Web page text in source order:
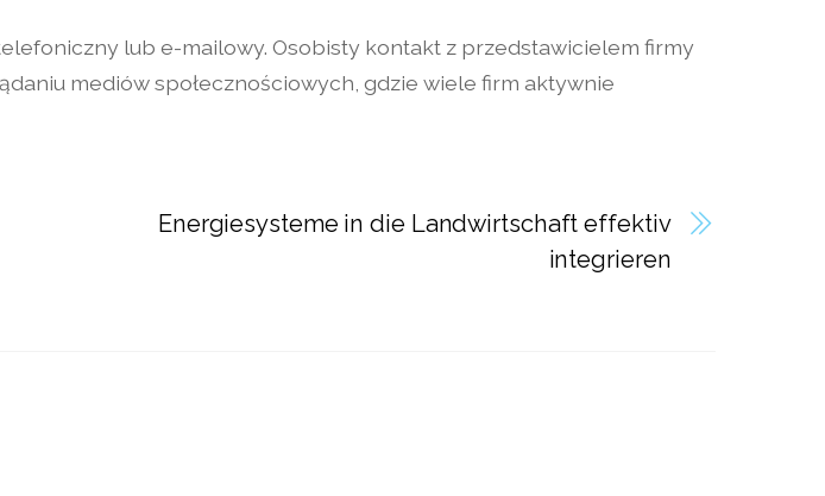
lub e-mailowy. Osobisty kontakt z przedstawicielem firmy
mediów społecznościowych, gdzie wiele firm aktywnie
Energiesysteme in die Landwirtschaft effektiv
integrieren